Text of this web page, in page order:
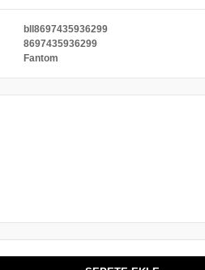
bll8697435936299
8697435936299
Fantom